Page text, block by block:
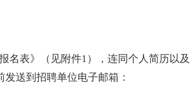
名表》（见附件1），连同个人简历以及
送到招聘单位电子邮箱：